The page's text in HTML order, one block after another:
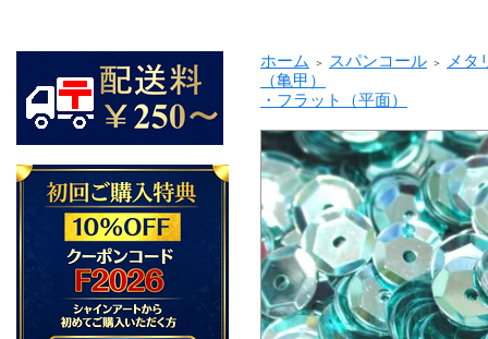
ホーム ＞ スパンコール ＞
メタ
（亀甲）
・フラット（平面）